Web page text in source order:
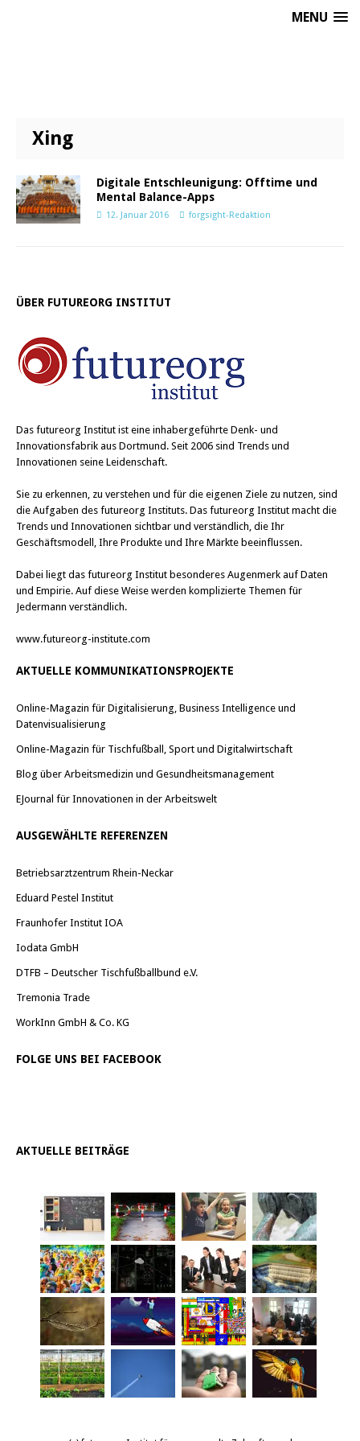
MENU
Xing
Digitale Entschleunigung: Offtime und
Mental Balance-Apps
12. Januar 2016 forgsight-Redaktion
ÜBER FUTUREORG INSTITUT
Das futureorg Institut ist eine inhabergeführte Denk- und
Innovationsfabrik aus Dortmund. Seit 2006 sind Trends und
Innovationen seine Leidenschaft.
Sie zu erkennen, zu verstehen und für die eigenen Ziele zu nutzen, sind
die Aufgaben des futureorg Instituts. Das futureorg Institut macht die
Trends und Innovationen sichtbar und verständlich, die Ihr
Geschäftsmodell, Ihre Produkte und Ihre Märkte beeinflussen.
Dabei liegt das futureorg Institut besonderes Augenmerk auf Daten
und Empirie. Auf diese Weise werden komplizierte Themen für
Jedermann verständlich.
www.futureorg-institute.com
AKTUELLE KOMMUNIKATIONSPROJEKTE
Online-Magazin für Digitalisierung, Business Intelligence und
Datenvisualisierung
Online-Magazin für Tischfußball, Sport und Digitalwirtschaft
Blog über Arbeitsmedizin und Gesundheitsmanagement
EJournal für Innovationen in der Arbeitswelt
AUSGEWÄHLTE REFERENZEN
Betriebsarztzentrum Rhein-Neckar
Eduard Pestel Institut
Fraunhofer Institut IOA
Iodata GmbH
DTFB – Deutscher Tischfußballbund e.V.
Tremonia Trade
WorkInn GmbH & Co. KG
FOLGE UNS BEI FACEBOOK
AKTUELLE BEITRÄGE